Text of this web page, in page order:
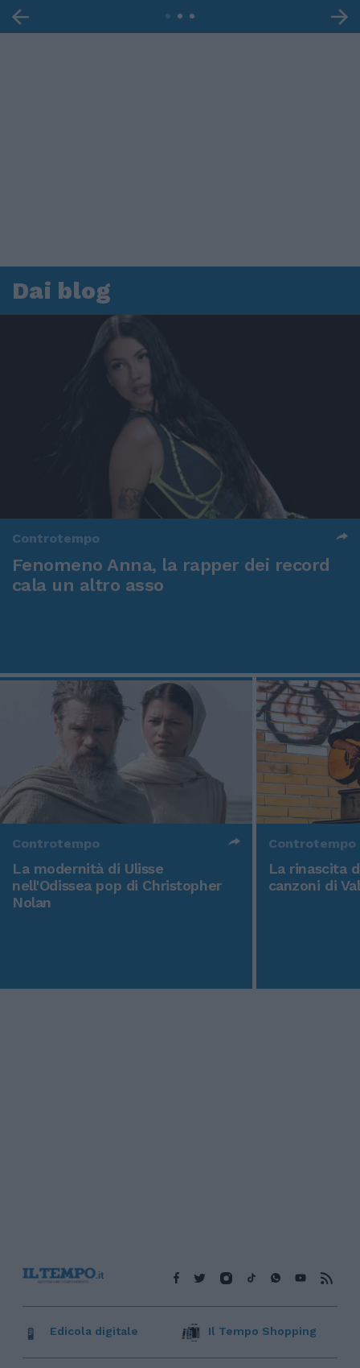
Dai blog
Controtempo
Fenomeno Anna, la rapper dei record
cala un altro asso
Controtempo
La modernità di Ulisse
nell'Odissea pop di Christopher
Nolan
Controtempo
La rinascita
canzoni di
Edicola digitale Il Tempo Shopping